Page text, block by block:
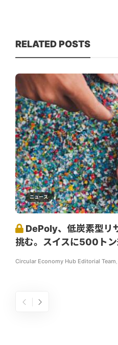
RELATED POSTS
ニュース
DePoly、低炭素型リ
挑む。スイスに500ト
Circular Economy Hub Editorial Team,